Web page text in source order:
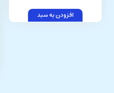
افزودن به سبد